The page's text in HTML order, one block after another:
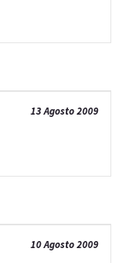
13 Agosto 2009
10 Agosto 2009